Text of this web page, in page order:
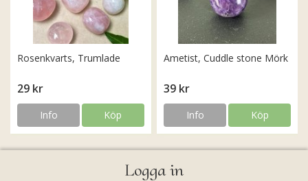
Rosenkvarts, Trumlade
29 kr
Info Köp
Ametist, Cuddle stone Mörk
39 kr
Info Köp
Logga in